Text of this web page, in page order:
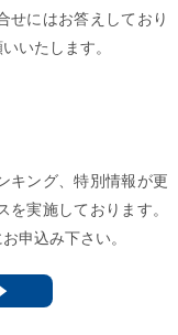
せにはお答えしており
いたします。
キング、特別情報が更
実施しております。
申込み下さい。